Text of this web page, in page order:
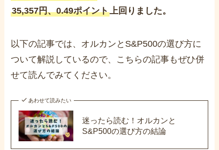
35,357円、0.49ポイント上回りました。
以下の記事では、オルカンとS&P500の選び方に
ついて解説しているので、こちらの記事もぜひ併
せて読んでみてください。
あわせて読みたい
迷ったら読む！オルカンと
S&P500の選び方の結論